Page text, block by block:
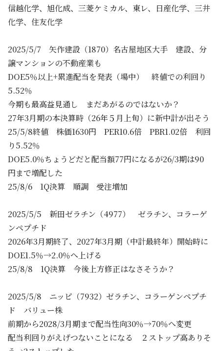
信越化学、旭化成、三菱ケミカル、東レ、日産化学、三井
化学、住友化学
2025/5/7 矢作建設（1870）名古屋地区大手 建設、分
譲マンションの不動産業も
DOE5％以上+累進配当を発表（場中） 終値での利回り
5.52％
今期も最高益見通し まだあがるのではないか？
27年3月期の本決算時（26年５月上旬）に新中計が出そう
25/5/8終値 株価1630円 PER10.6倍 PBR1.02倍 利回
り5.52％
DOE5.0％ちょうどだと配当額77円になるが26/3期は90
円まで増配した
25/8/6 1Q決算 順調 受注増加
2025/5/5 新田ゼラチン（4977） ゼラチン、コラーゲ
ンペプチド
2026年3月期終了、2027年3月期（中計最終年）開始時に
DOE1.5％→2.0％へ上げる
25/8/8 1Q決算 今後上方修正はなさそうか？
2025/5/8 ニッピ（7932）ゼラチン、コラーゲンペプチ
ド バリュー株
前期から2028/3月期まで配当性向30％→70％へ変更
配当利回りがえげつないことになる ２ストップ高ありそ